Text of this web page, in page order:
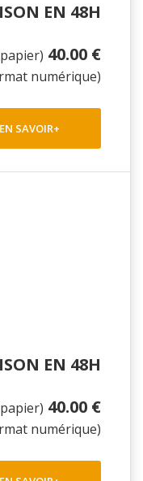
EN 48H
40.00 €
numérique)
EN SAVOIR+
EN 48H
40.00 €
numérique)